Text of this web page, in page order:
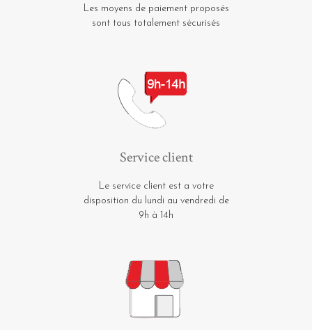
Les moyens de paiement proposés
sont tous totalement sécurisés
Service client
Le service client est a votre
disposition du lundi au vendredi de
9h à 14h